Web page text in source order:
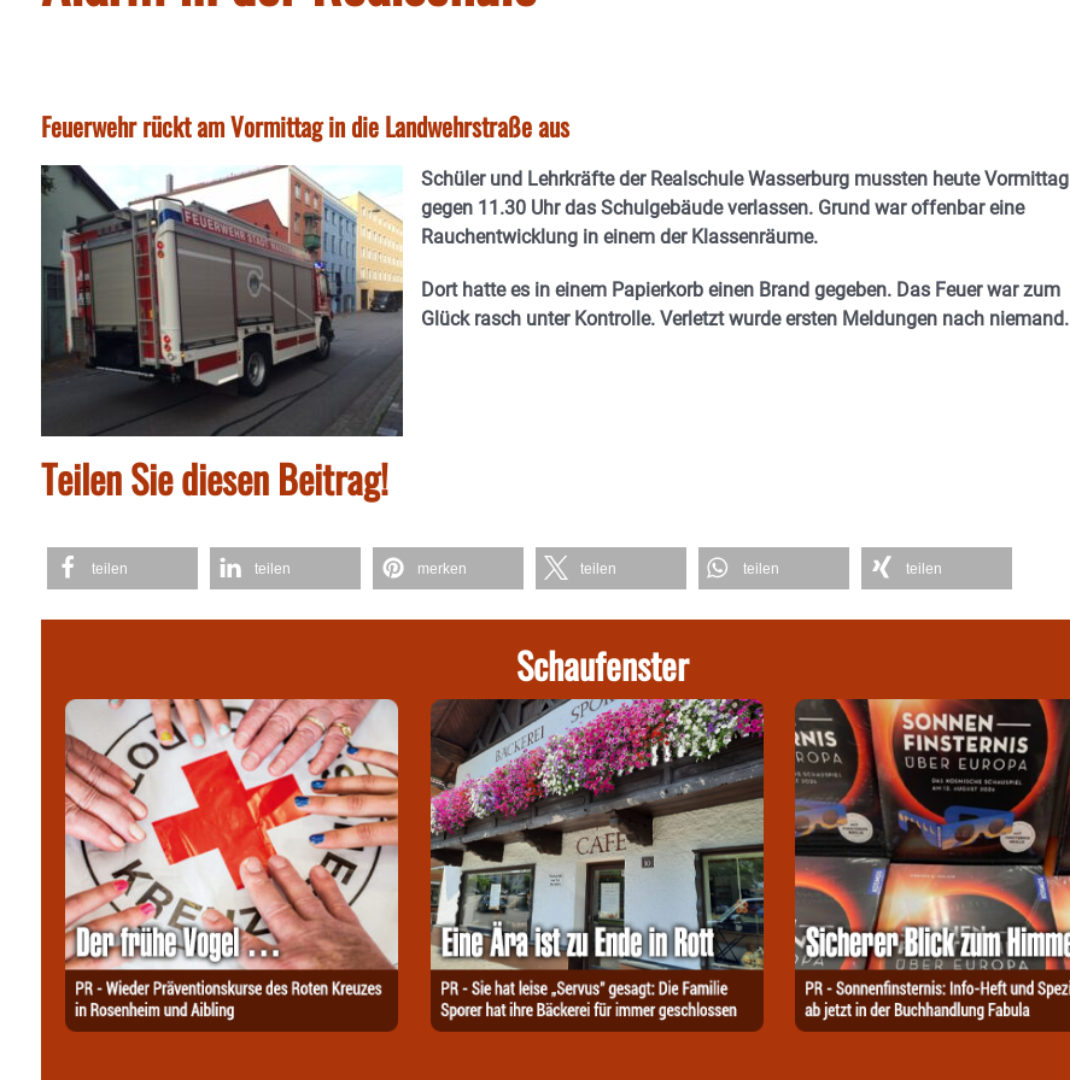
Feuerwehr rückt am Vormittag in die Landwehrstraße aus
Schüler und Lehrkräfte der Realschule Wasserburg mussten heute Vormittag
gegen 11.30 Uhr das Schulgebäude verlassen. Grund war offenbar eine
Rauchentwicklung in einem der Klassenräume.
Dort hatte es in einem Papierkorb einen Brand gegeben. Das Feuer war zum
Glück rasch unter Kontrolle. Verletzt wurde ersten Meldungen nach niemand.
Teilen Sie diesen Beitrag!
teilen teilen merken teilen teilen teilen
Schaufenster